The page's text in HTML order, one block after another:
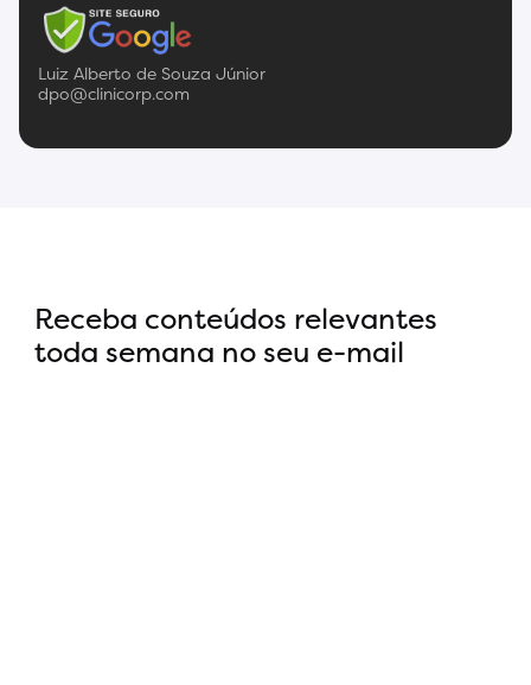
Luiz Alberto de Souza Júnior
dpo@clinicorp.com
Receba conteúdos relevantes
toda semana no seu e-mail